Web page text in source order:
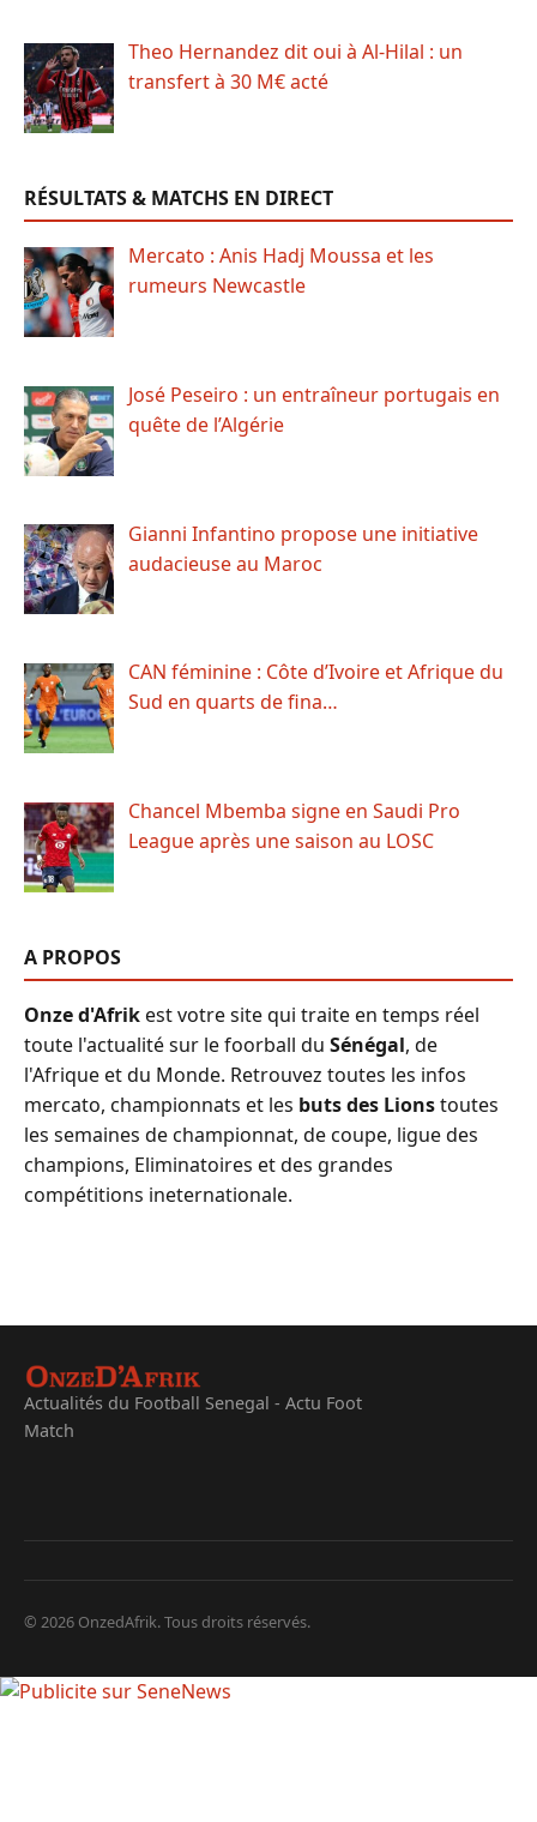
Theo Hernandez dit oui à Al-Hilal : un
transfert à 30 M€ acté
RÉSULTATS & MATCHS EN DIRECT
Mercato : Anis Hadj Moussa et les
rumeurs Newcastle
José Peseiro : un entraîneur portugais en
quête de l’Algérie
Gianni Infantino propose une initiative
audacieuse au Maroc
CAN féminine : Côte d’Ivoire et Afrique du
Sud en quarts de fina…
Chancel Mbemba signe en Saudi Pro
League après une saison au LOSC
A PROPOS
Onze d'Afrikest votre site qui traite en temps réel
toute l'actualité sur le foorball du Sénégal, de
l'Afrique et du Monde. Retrouvez toutes les infos
mercato, championnats et les buts des Lionstoutes
les semaines de championnat, de coupe, ligue des
champions, Eliminatoires et des grandes
compétitions ineternationale.
Actualités du Football Senegal - Actu Foot
Match
© 2026 OnzedAfrik. Tous droits réservés.